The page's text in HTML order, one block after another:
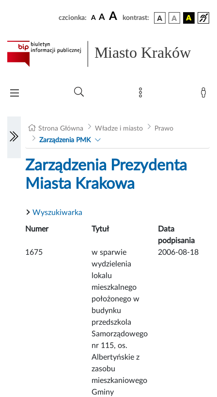
czcionka: A A A kontrast:
Miasto Kraków
Strona Główna Władze i miasto
Prawo
Zarządzenia PMK
Zarządzenia Prezydenta
Miasta Krakowa
Wyszukiwarka
Numer Tytuł
Data
podpisania
1675
w sparwie
wydzielenia
lokalu
mieszkalnego
położonego w
budynku
przedszkola
Samorządowego
nr 115, os.
Albertyńskie z
zasobu
mieszkaniowego
Gminy
2006-08-18